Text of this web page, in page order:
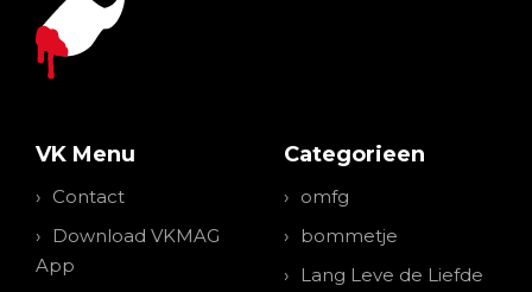
VK Menu
Contact
Download VKMAG
App
Categorieen
omfg
bommetje
Lang Leve de Liefde